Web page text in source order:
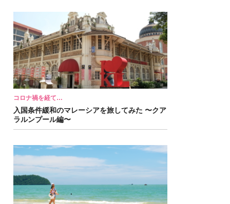
コロナ禍を経て…
入国条件緩和のマレーシアを旅してみた 〜クア
ラルンプール編〜